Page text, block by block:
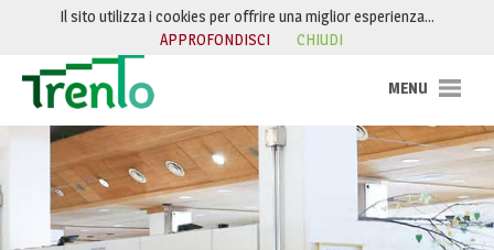
Salta al contenuto
Il sito utilizza i cookies per offrire una miglior esperienza…
APPROFONDISCI
CHIUDI